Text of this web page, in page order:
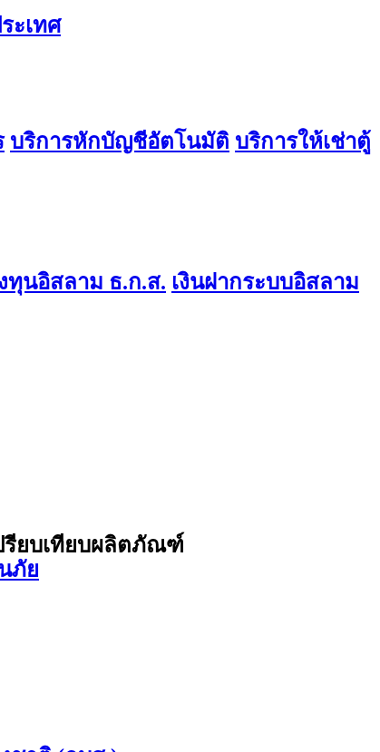
ะเทศ
บริการหักบัญชีอัตโนมัติ บริการให้เช่าตู้
นอิสลาม ธ.ก.ส. เงินฝากระบบอิสลาม
รียบเทียบผลิตภัณฑ์
ภัย